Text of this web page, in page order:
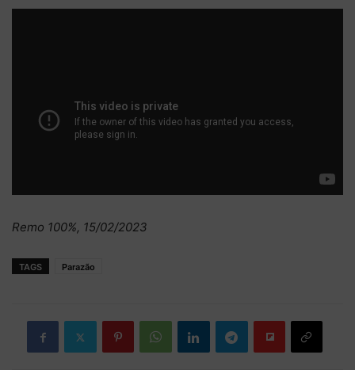
Remo 100%, 15/02/2023
TAGS Parazão